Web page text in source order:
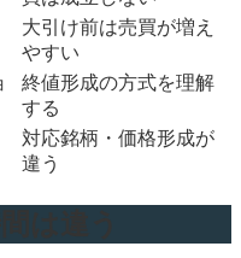
大引け前は売買が増え
やすい
終値形成の方式を理解
する
対応銘柄・価格形成が
違う